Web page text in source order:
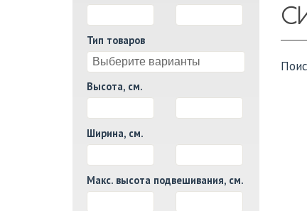
Тип товаров
Высота, см.
Ширина, см.
Макс. высота подвешивания, см.